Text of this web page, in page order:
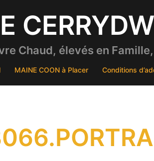
Chaud, élevés en
MAINE COON à Placer Conditions